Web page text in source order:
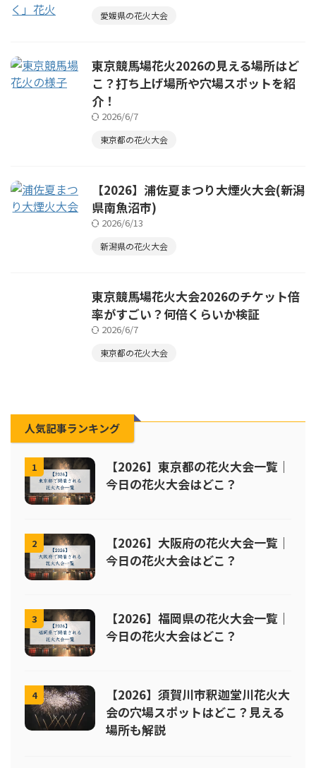
愛媛県の花火大会
東京競馬場花火2026の見える場所はど
こ？打ち上げ場所や穴場スポットを紹
介！
2026/6/7
東京都の花火大会
【2026】浦佐夏まつり大煙火大会(新潟
県南魚沼市)
2026/6/13
新潟県の花火大会
東京競馬場花火大会2026のチケット倍
率がすごい？何倍くらいか検証
2026/6/7
東京都の花火大会
人気記事ランキング
1
【2026】東京都の花火大会一覧｜
今日の花火大会はどこ？
2
【2026】大阪府の花火大会一覧｜
今日の花火大会はどこ？
3
【2026】福岡県の花火大会一覧｜
今日の花火大会はどこ？
4
【2026】須賀川市釈迦堂川花火大
会の穴場スポットはどこ？見える
場所も解説